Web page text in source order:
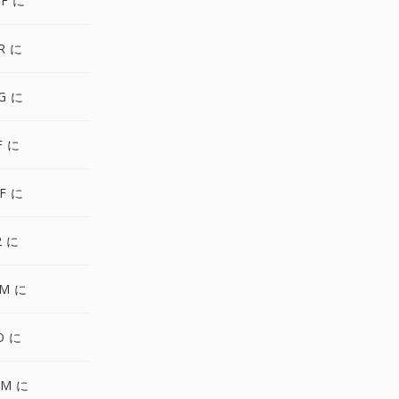
に
に
に
に
に
に
に
に